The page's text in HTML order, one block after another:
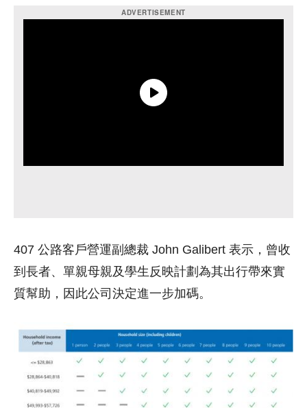
407 公路客戶營運副總裁 John Galibert 表示，曾收
到長者、單親母親及學生反映計劃為其出行帶來實
質幫助，因此公司決定進一步加碼。